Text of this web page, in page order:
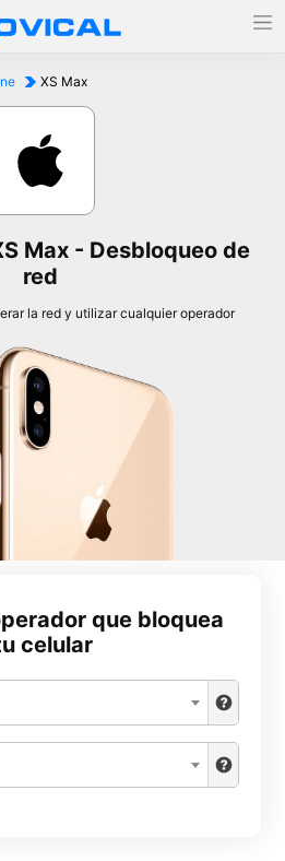
XS Max
Max - Desbloqueo de
red
la red y utilizar cualquier operador
que bloquea
celular